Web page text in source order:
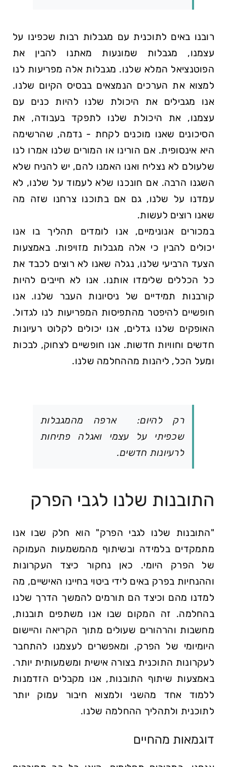
רובנו באים לתוכנית עם מגבלות רבות שכפינו על
עצמנו, מגבלות שמונעות מאתנו להבין את
הפוטנציאל המלא שלנו. מגבלות אלה מפריעות לנו
למצוא את הערכים הנמצאים בבסיס הקיום שלנו.
אנו מגבילים את היכולת שלנו להיות כנים עם
עצמנו, את היכולת שלנו לתפקד בעבודה, את
הסיכונים שאנו מוכנים לקחת - נדמה, שהרשימה
היא אינסופית. אם הורינו או המורים שלנו אמרו לנו
שלעולם לא נצליח ואנו האמנו להם, יש להניח שלא
השגנו הרבה. אם חונכנו שלא לעמוד על שלנו, לא
עמדנו על שלנו, גם אם בתוכנו צרחנו שזה מה
שאנו רוצים לעשות.
במכורים אנונימיים, אנו לומדים תהליך בו אנו
יכולים להבין כי אלה מגבלות מזויפות. באמצעות
הצעד הרביעי שלנו, נגלה שאנו לא רוצים לכבד את
כל הכללים שלימדו אותנו. אנו לא חייבים להיות
קורבנות תמידיים של ניסיונות העבר שלנו. אנו
חופשיים להיפטר מהתפיסות המפריעות לנו לגדול.
האופקים שלנו גדלים, אנו יכולים לקלוט רעיונות
חדשים וחוויות חדשות. אנו חופשיים לצחוק, לבכות
ומעל הכל, ליהנות מההחלמה שלנו.
רק להיום: ארפה מהמגבלות
שכפיתי על עצמי ואגלה פתיחות
לרעיונות חדשים.
התובנות שלנו לגבי הפרק
"התובנות שלנו לגבי הפרק" הוא חלק שבו אנו
מתמקדים בלמידה ובשיתוף מהמשמעות העמוקה
של הפרק היומי. כאן נחקור כיצד העקרונות
וההנחיות בפרק באים לידי ביטוי בחיינו האישיים, מה
למדנו מהם וכיצד הם תורמים להמשך הדרך שלנו
בהחלמה. זה המקום שבו אנו משתפים תובנות,
מחשבות והרהורים שעולים מתוך הקריאה והיישום
היומיומי של הפרק, ומאפשרים לעצמנו להתחבר
לעקרונות התוכנית בצורה אישית ומשמעותית יותר.
באמצעות שיתוף התובנות, אנו מקבלים הזדמנות
ללמוד אחד מהשני ולמצוא חיבור עמוק יותר
לתוכנית ולתהליך ההחלמה שלנו.
דוגמאות מהחיים